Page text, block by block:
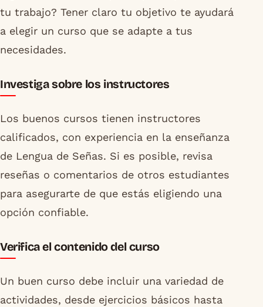
tu trabajo? Tener claro tu objetivo te ayudará
a elegir un curso que se adapte a tus
necesidades.
Investiga sobre los instructores
Los buenos cursos tienen instructores
calificados, con experiencia en la enseñanza
de Lengua de Señas. Si es posible, revisa
reseñas o comentarios de otros estudiantes
para asegurarte de que estás eligiendo una
opción confiable.
Verifica el contenido del curso
Un buen curso debe incluir una variedad de
actividades, desde ejercicios básicos hasta